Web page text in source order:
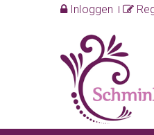
Inloggen